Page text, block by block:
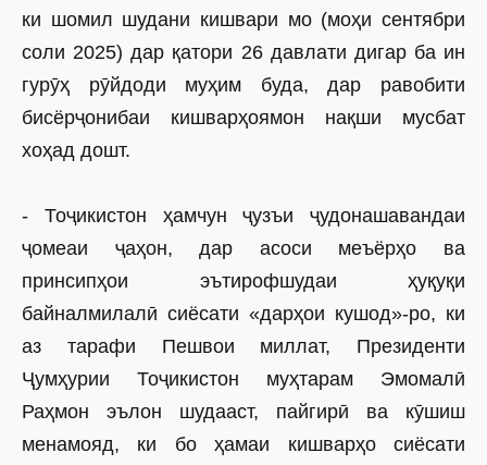
ки шомил шудани кишвари мо (моҳи сентябри
соли 2025) дар қатори 26 давлати дигар ба ин
гурӯҳ рӯйдоди муҳим буда, дар равобити
бисёрҷонибаи кишварҳоямон нақши мусбат
хоҳад дошт.
- Тоҷикистон ҳамчун ҷузъи ҷудонашавандаи
ҷомеаи ҷаҳон, дар асоси меъёрҳо ва
принсипҳои ­эътирофшудаи ҳуқуқи
байналмилалӣ сиёсати «дарҳои кушод»-ро, ки
аз тарафи Пешвои миллат, Президенти
Ҷумҳурии Тоҷикистон муҳтарам Эмомалӣ
Раҳмон эълон шудааст, пайгирӣ ва кӯшиш
менамояд, ки бо ҳамаи кишварҳо сиёсати